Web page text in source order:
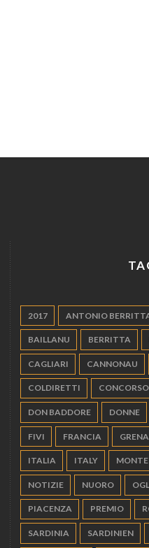
2017 ANTONIO
BAILLANU BERRITTA
CAGLIARI CANNONAU
COLDIRETTI CONCORSO
DON BADDORE DONNE
FIVI FRANCIA
ITALIA ITALY
NOTIZIE NUORO
PIACENZA PREMIO
SARDINIA SARDINIEN